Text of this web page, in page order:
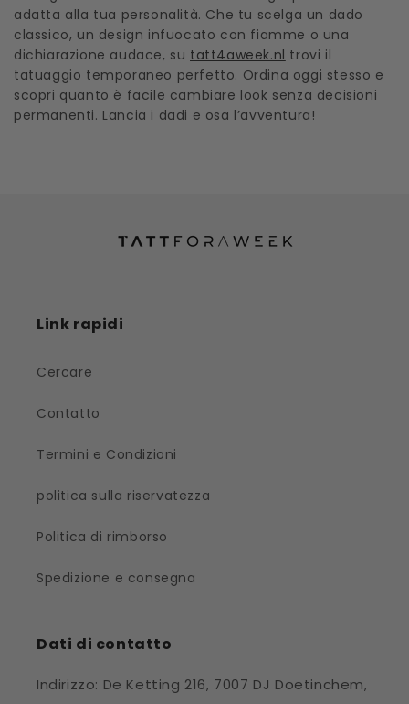
adatta alla tua personalità. Che tu scelga un dado
classico, un design infuocato con fiamme o una
dichiarazione audace, su tatt4aweek.nl trovi il
tatuaggio temporaneo perfetto. Ordina oggi stesso e
scopri quanto è facile cambiare look senza decisioni
permanenti. Lancia i dadi e osa l’avventura!
Link rapidi
Cercare
Contatto
Termini e Condizioni
politica sulla riservatezza
Politica di rimborso
Spedizione e consegna
Dati di contatto
Indirizzo: De Ketting 216, 7007 DJ Doetinchem,